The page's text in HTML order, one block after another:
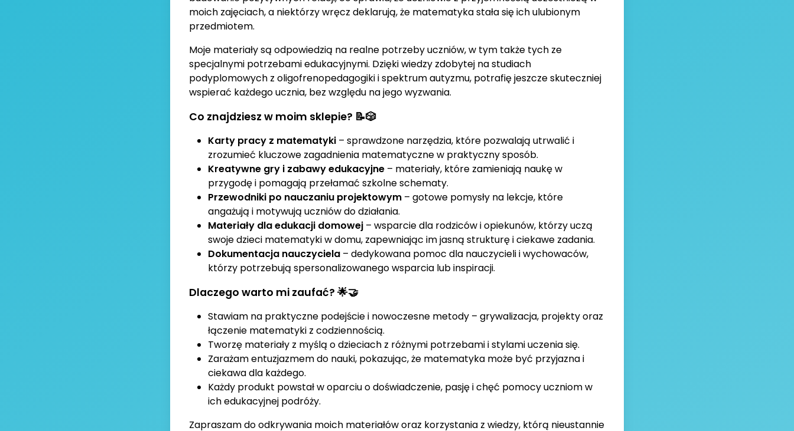
moich zajęciach, a niektórzy wręcz deklarują, że matematyka stała się ich ulubionym
przedmiotem.
Moje materiały są odpowiedzią na realne potrzeby uczniów, w tym także tych ze
specjalnymi potrzebami edukacyjnymi. Dzięki wiedzy zdobytej na studiach
podyplomowych z oligofrenopedagogiki i spektrum autyzmu, potrafię jeszcze skuteczniej
wspierać każdego ucznia, bez względu na jego wyzwania.
Co znajdziesz w moim sklepie? 📝🎲
Karty pracy z matematyki – sprawdzone narzędzia, które pozwalają utrwalić i
zrozumieć kluczowe zagadnienia matematyczne w praktyczny sposób.
Kreatywne gry i zabawy edukacyjne – materiały, które zamieniają naukę w
przygodę i pomagają przełamać szkolne schematy.
Przewodniki po nauczaniu projektowym – gotowe pomysły na lekcje, które
angażują i motywują uczniów do działania.
Materiały dla edukacji domowej – wsparcie dla rodziców i opiekunów, którzy uczą
swoje dzieci matematyki w domu, zapewniając im jasną strukturę i ciekawe zadania.
Dokumentacja nauczyciela – dedykowana pomoc dla nauczycieli i wychowaców,
którzy potrzebują spersonalizowanego wsparcia lub inspiracji.
Dlaczego warto mi zaufać? 🌟🤝
Stawiam na praktyczne podejście i nowoczesne metody – grywalizacja, projekty oraz
łączenie matematyki z codziennością.
Tworzę materiały z myślą o dzieciach z różnymi potrzebami i stylami uczenia się.
Zarażam entuzjazmem do nauki, pokazując, że matematyka może być przyjazna i
ciekawa dla każdego.
Każdy produkt powstał w oparciu o doświadczenie, pasję i chęć pomocy uczniom w
ich edukacyjnej podróży.
Zapraszam do odkrywania moich materiałów oraz korzystania z wiedzy, którą nieustannie